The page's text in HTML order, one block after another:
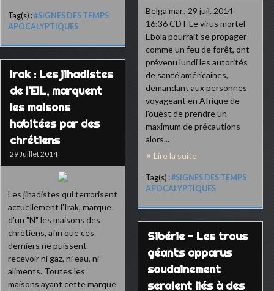
Tag(s) :#SIGNES DES TEMPS
APOCALYPTIQUES
Belga mar., 29 juil. 2014
16:36 CDT Le virus mortel
Ebola pourrait se propager
comme un feu de forêt, ont
prévenu lundi les autorités
de santé américaines,
demandant aux personnes
voyageant en Afrique de
l'ouest de prendre un
maximum de précautions
alors...
Lire la suite
Tag(s) :#SIGNES DES TEMPS
APOCALYPTIQUES
Irak : Les jihadistes
de l'EIL, marquent
les maisons
habitées par des
chrétiens
29 Juillet 2014
Les jihadistes qui terrorisent
actuellement l'Irak, marque
d'un "N" les maisons des
chrétiens, afin que ces
derniers ne puissent
recevoir ni gaz, ni eau, ni
aliments. Toutes les
maisons ayant cette marque
Sibérie - Les trous
géants apparus
soudainement
seraient liés à des